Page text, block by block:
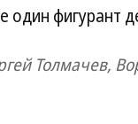
один фигурант
Толмачев,